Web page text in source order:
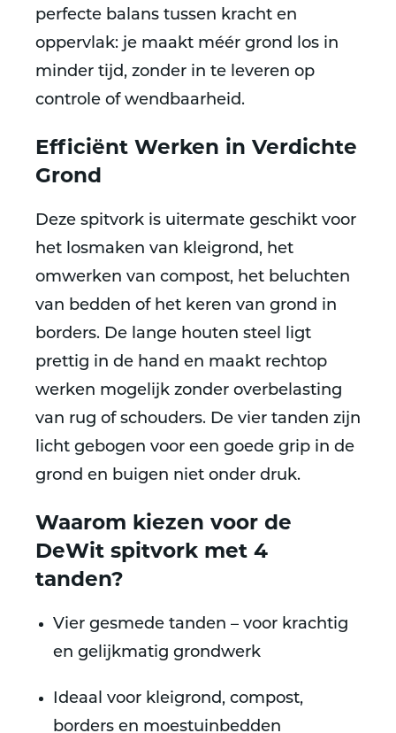
perfecte balans tussen kracht en
oppervlak: je maakt méér grond los in
minder tijd, zonder in te leveren op
controle of wendbaarheid.
Efficiënt Werken in Verdichte
Grond
Deze spitvork is uitermate geschikt voor
het losmaken van kleigrond, het
omwerken van compost, het beluchten
van bedden of het keren van grond in
borders. De lange houten steel ligt
prettig in de hand en maakt rechtop
werken mogelijk zonder overbelasting
van rug of schouders. De vier tanden zijn
licht gebogen voor een goede grip in de
grond en buigen niet onder druk.
Waarom kiezen voor de
DeWit spitvork met 4
tanden?
Vier gesmede tanden – voor krachtig
en gelijkmatig grondwerk
Ideaal voor kleigrond, compost,
borders en moestuinbedden